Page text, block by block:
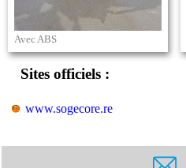
Avec ABS
Sites officiels :
www.sogecore.re